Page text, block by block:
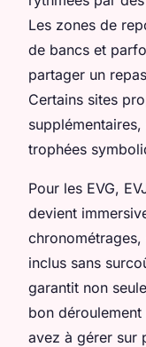
Les zones de
de bancs et
partager un
Certains sites
trophées
Pour les EVG,
devient
chronométrages,
inclus sans
garantit non
bon déroulement
avez à gérer sur